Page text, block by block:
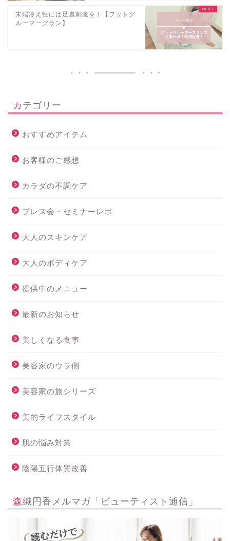
末端冷え性には足裏刺激を！【フットグ
ルーマーグラン】
カテゴリー
おすすめアイテム
お客様のご感想
カラダの不調ケア
プレス会・セミナーレポ
大人のスキンケア
大人のボディケア
提供中のメニュー
最新のお知らせ
美しくなる食事
美容家のウラ側
美容家の旅シリーズ
美的ライフスタイル
肌の悩み対策
陰陽五行体質改善
森織円香メルマガ「ビューティスト通信」